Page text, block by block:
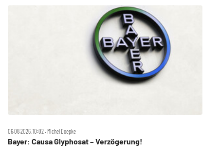
06.08.2026, 10:02 ‧ Michel Doepke
Bayer: Causa Glyphosat – Verzögerung!